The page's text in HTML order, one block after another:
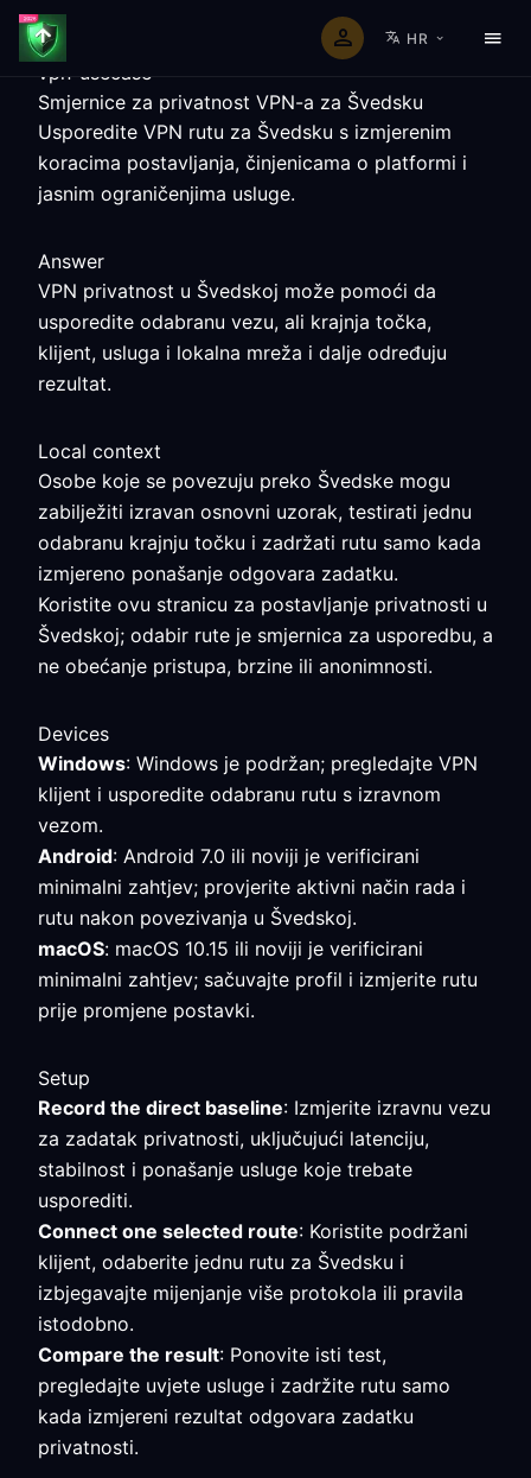
HR
vpn-usecase
Smjernice za privatnost VPN-a za Švedsku
Usporedite VPN rutu za Švedsku s izmjerenim
koracima postavljanja, činjenicama o platformi i
jasnim ograničenjima usluge.
Answer
VPN privatnost u Švedskoj može pomoći da
usporedite odabranu vezu, ali krajnja točka,
klijent, usluga i lokalna mreža i dalje određuju
rezultat.
Local context
Osobe koje se povezuju preko Švedske mogu
zabilježiti izravan osnovni uzorak, testirati jednu
odabranu krajnju točku i zadržati rutu samo kada
izmjereno ponašanje odgovara zadatku.
Koristite ovu stranicu za postavljanje privatnosti u
Švedskoj; odabir rute je smjernica za usporedbu, a
ne obećanje pristupa, brzine ili anonimnosti.
Devices
Windows: Windows je podržan; pregledajte VPN
klijent i usporedite odabranu rutu s izravnom
vezom.
Android: Android 7.0 ili noviji je verificirani
minimalni zahtjev; provjerite aktivni način rada i
rutu nakon povezivanja u Švedskoj.
macOS: macOS 10.15 ili noviji je verificirani
minimalni zahtjev; sačuvajte profil i izmjerite rutu
prije promjene postavki.
Setup
Record the direct baseline: Izmjerite izravnu vezu
za zadatak privatnosti, uključujući latenciju,
stabilnost i ponašanje usluge koje trebate
usporediti.
Connect one selected route: Koristite podržani
klijent, odaberite jednu rutu za Švedsku i
izbjegavajte mijenjanje više protokola ili pravila
istodobno.
Compare the result: Ponovite isti test,
pregledajte uvjete usluge i zadržite rutu samo
kada izmjereni rezultat odgovara zadatku
privatnosti.